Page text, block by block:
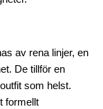
av rena linjer, en
De tillför en
som helst.
formellt